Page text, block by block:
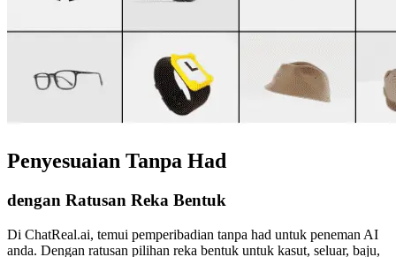
Penyesuaian Tanpa Had
dengan Ratusan Reka Bentuk
Di ChatReal.ai, temui pemperibadian tanpa had untuk peneman AI
anda. Dengan ratusan pilihan reka bentuk untuk kasut, seluar, baju,